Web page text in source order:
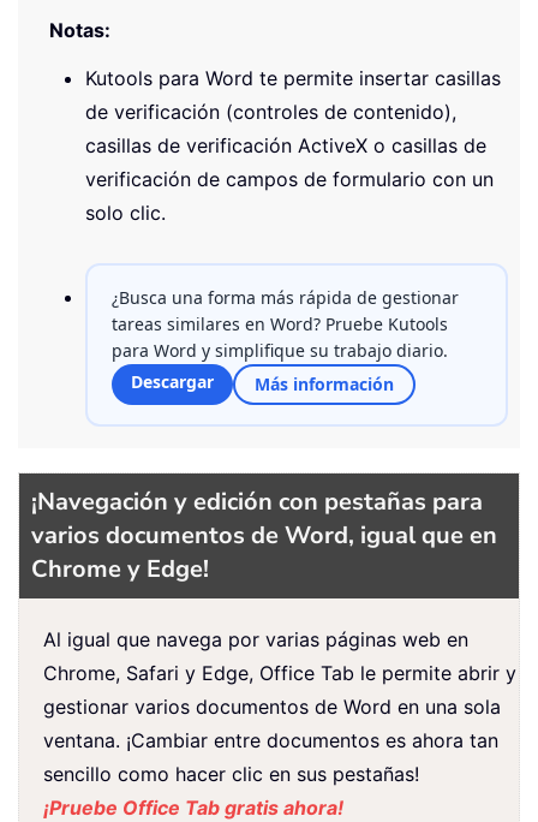
Notas:
Kutools para Word te permite insertar casillas
de verificación (controles de contenido),
casillas de verificación ActiveX o casillas de
verificación de campos de formulario con un
solo clic.
¿Busca una forma más rápida de gestionar
tareas similares en Word? Pruebe Kutools
para Word y simplifique su trabajo diario.
Descargar
Más información
¡Navegación y edición con pestañas para
varios documentos de Word, igual que en
Chrome y Edge!
Al igual que navega por varias páginas web en
Chrome, Safari y Edge, Office Tab le permite abrir y
gestionar varios documentos de Word en una sola
ventana. ¡Cambiar entre documentos es ahora tan
sencillo como hacer clic en sus pestañas!
¡Pruebe Office Tab gratis ahora!